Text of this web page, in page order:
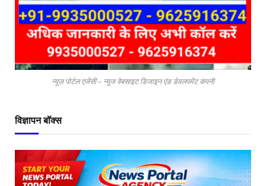
न्यूज़ पोर्टल एजेंसी – न्यूज वेबसाइट डिजाइन एंड डेवलपमेंट कंपनी
विज्ञापन बॉक्स